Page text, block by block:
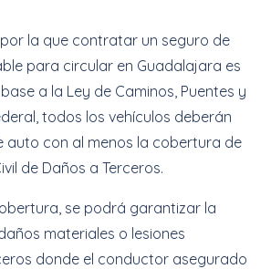
la que contratar un seguro de
para circular en Guadalajara es
a la Ley de Caminos, Puentes y
todos los vehículos deberán
auto con al menos la cobertura de
de Daños a Terceros.
se podrá garantizar la
materiales o lesiones
donde el conductor asegurado